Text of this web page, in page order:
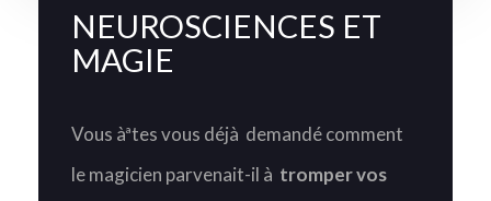
NEUROSCIENCES ET
MAGIE
Vous àªtes vous déjà demandé comment
le magicien parvenait-il à tromper vos